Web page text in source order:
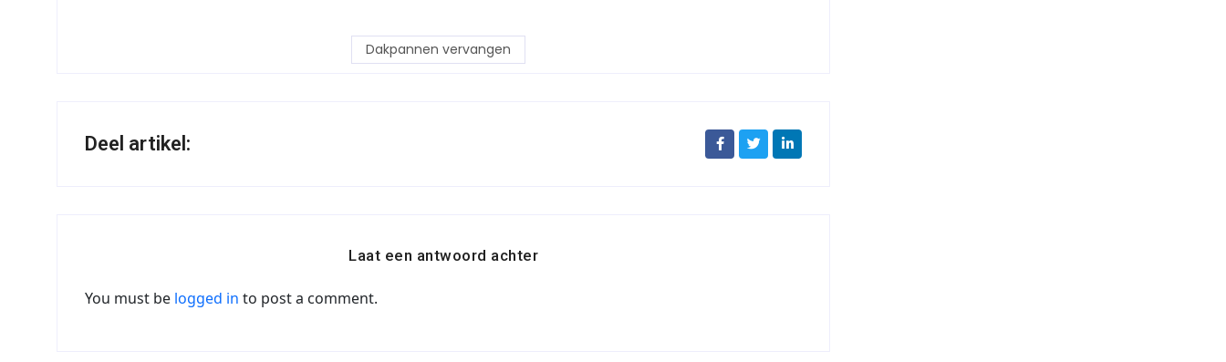
Dakpannen vervangen
Deel artikel:
Laat een antwoord achter
You must be logged in to post a comment.